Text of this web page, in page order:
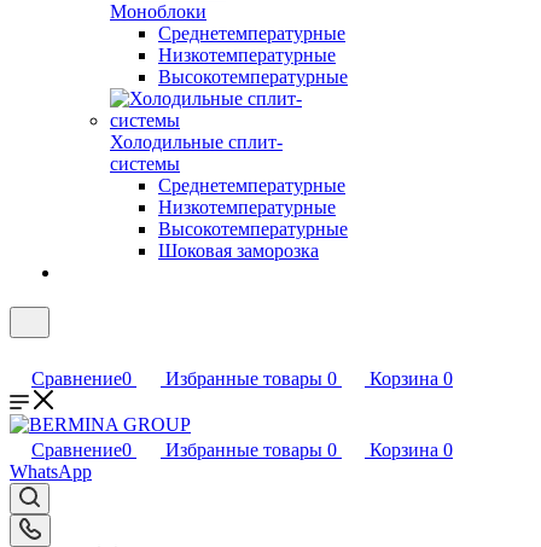
Моноблоки
Среднетемпературные
Низкотемпературные
Высокотемпературные
Холодильные сплит-
системы
Среднетемпературные
Низкотемпературные
Высокотемпературные
Шоковая заморозка
Сравнение0 Избранные товары 0 Корзина 0
Сравнение0 Избранные товары 0 Корзина 0
WhatsApp